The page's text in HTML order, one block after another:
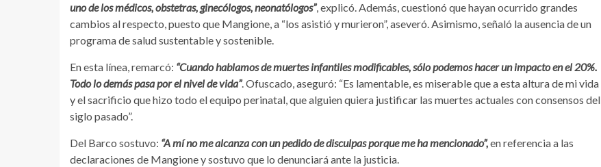
uno de los médicos, obstetras, ginecólogos, neonatólogos”, explicó. Además, cuestionó que hayan ocurrido grandes
cambios al respecto, puesto que Mangione, a “los asistió y murieron”, aseveró. Asimismo, señaló la ausencia de un
programa de salud sustentable y sostenible.
En esta línea, remarcó: “Cuando hablamos de muertes infantiles modificables, sólo podemos hacer un impacto en el 20%.
Todo lo demás pasa por el nivel de vida”. Ofuscado, aseguró: “Es lamentable, es miserable que a esta altura de mi vida
y el sacrificio que hizo todo el equipo perinatal, que alguien quiera justificar las muertes actuales con consensos del
siglo pasado”.
Del Barco sostuvo: “A mí no me alcanza con un pedido de disculpas porque me ha mencionado”,en referencia a las
declaraciones de Mangione y sostuvo que lo denunciará ante la justicia.